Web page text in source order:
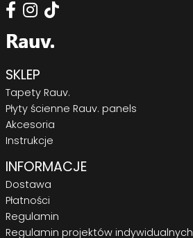
SKLEP
Tapety Rauv.
Płyty ścienne Rauv. panels
Akcesoria
Instrukcje
INFORMACJE
Dostawa
Płatności
Regulamin
Regulamin projektów indywidualnych